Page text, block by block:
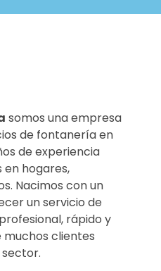
somos una empresa
de fontanería en
de experiencia
en hogares,
Nacimos con un
un servicio de
rápido y
clientes